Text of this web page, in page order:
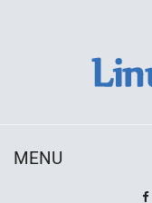
MENU